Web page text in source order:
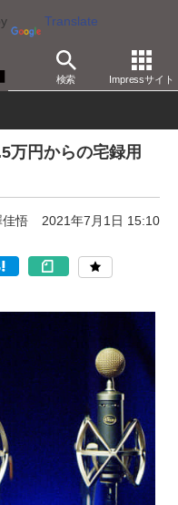
Translate
検索 Impressサイト
万円からの宅録用
佳悟 2021年7月1日 15:10